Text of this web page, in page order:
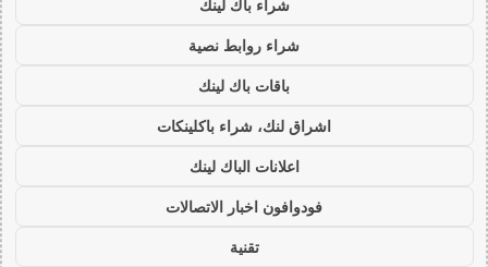
شراء باك لينك
شراء روابط نصية
باقات باك لينك
اشراق لنك، شراء باكلينكات
اعلانات الباك لينك
فودوافون اخبار الاتصالات
تقنية